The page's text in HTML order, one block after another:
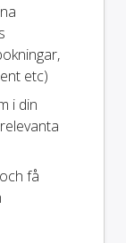
etc)
i din
och få